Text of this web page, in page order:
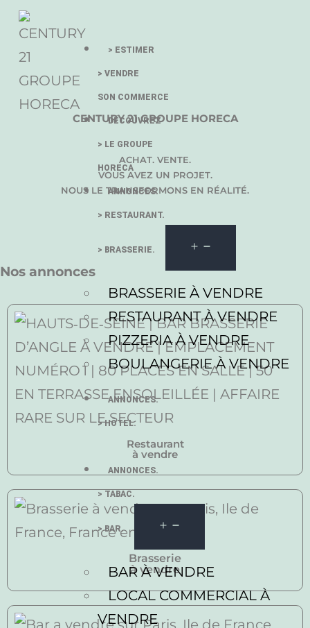
> ESTIMER
> VENDRE
SON COMMERCE
DÉCOUVREZ
> LE GROUPE
HORECA
ANNONCES.
> RESTAURANT.
> BRASSERIE.
BRASSERIE À VENDRE
RESTAURANT À VENDRE
PIZZERIA À VENDRE
BOULANGERIE À VENDRE
ANNONCES.
> HÔTEL.
ANNONCES.
> TABAC.
> BAR.
BAR À VENDRE
LOCAL COMMERCIAL À
VENDRE
CENTURY 21 GROUPE HORECA
ACHAT. VENTE.
VOUS AVEZ UN PROJET.
NOUS LE TRANSFORMONS EN RÉALITÉ.
Nos annonces
Restaurant
à vendre
Brasserie
à vendre